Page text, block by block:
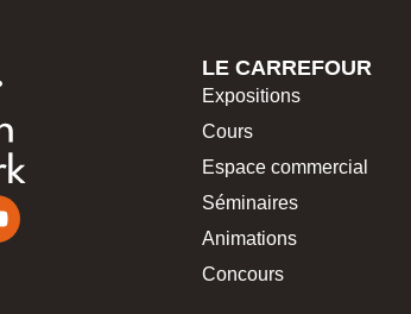
LE CARREFOUR
Expositions
Cours
Espace commercial
Séminaires
Animations
Concours